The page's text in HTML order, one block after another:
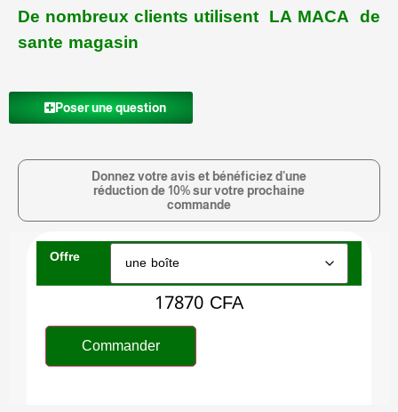
De nombreux clients utilisent LA MACA de
sante magasin
Poser une question
Donnez votre avis et bénéficiez d'une
réduction de 10% sur votre prochaine
commande
Offre
17870 CFA
Commander